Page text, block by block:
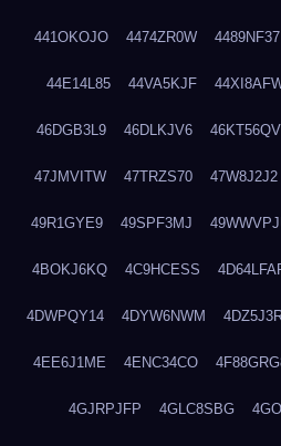
441OKOJO 4474ZR0W 4489NF37
44E14L85 44VA5KJF
46DGB3L9 46DLKJV6 46KT56QV
47JMVITW 47TRZS70 47W8J2J2
49R1GYE9 49SPF3MJ
4BOKJ6KQ 4C9HCESS
4DWPQY14 4DYW6NWM
4EE6J1ME 4ENC34CO
4GJRPJFP 4GLC8SBG